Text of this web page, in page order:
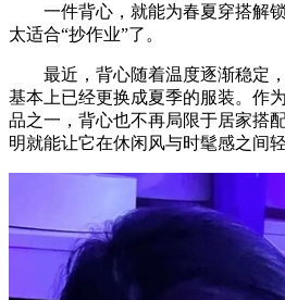
一件背心，就能为春夏穿搭解锁
太适合“抄作业”了。
最近，背心随着温度逐渐稳定，
基本上已经更换成夏季的服装。作
品之一，背心也不再局限于居家搭
明就能让它在休闲风与时髦感之间